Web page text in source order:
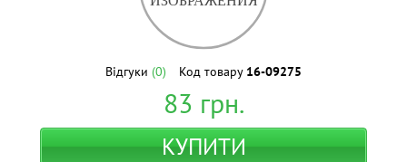
Відгуки (0) Код товару 16-09275
83 грн.
КУПИТИ